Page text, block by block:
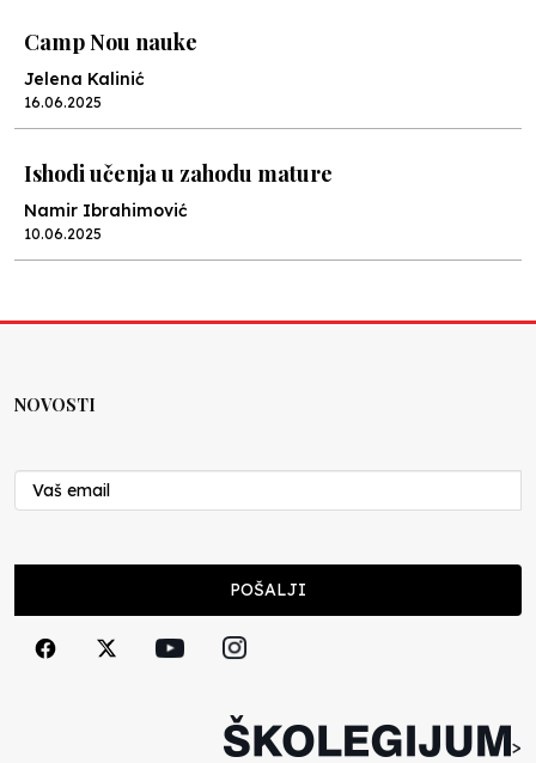
Camp Nou nauke
Jelena Kalinić
16.06.2025
Ishodi učenja u zahodu mature
Namir Ibrahimović
10.06.2025
Nenad Veličković
29.10.2024
Cuke i djeca
NOVOSTI
POŠALJI
>